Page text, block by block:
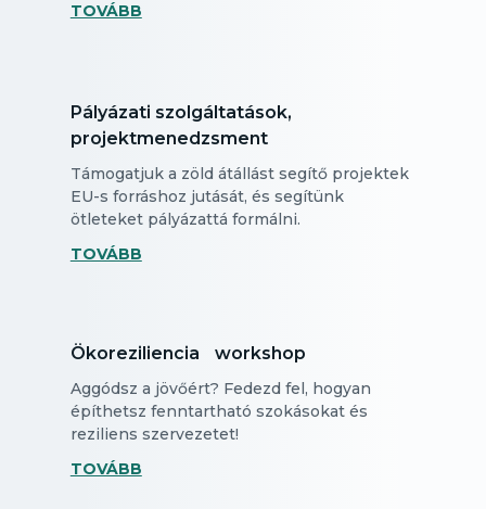
TOVÁBB
Pályázati szolgáltatások,
projektmenedzsment
Támogatjuk a zöld átállást segítő projektek
EU-s forráshoz jutását, és segítünk
ötleteket pályázattá formálni.
TOVÁBB
Ökoreziliencia workshop
Aggódsz a jövőért? Fedezd fel, hogyan
építhetsz fenntartható szokásokat és
reziliens szervezetet!
TOVÁBB